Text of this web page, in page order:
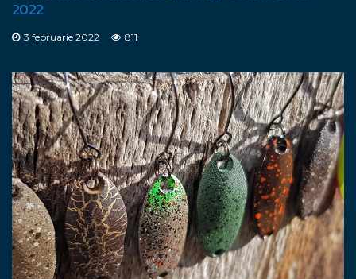
2022
3 februarie 2022 811